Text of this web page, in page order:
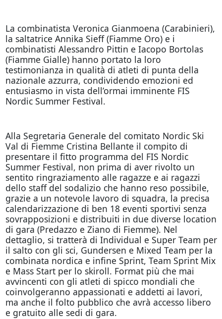
La combinatista Veronica Gianmoena (Carabinieri),
la saltatrice Annika Sieff (Fiamme Oro) e i
combinatisti Alessandro Pittin e Iacopo Bortolas
(Fiamme Gialle) hanno portato la loro
testimonianza in qualità di atleti di punta della
nazionale azzurra, condividendo emozioni ed
entusiasmo in vista dell’ormai imminente FIS
Nordic Summer Festival.
Alla Segretaria Generale del comitato Nordic Ski
Val di Fiemme Cristina Bellante il compito di
presentare il fitto programma del FIS Nordic
Summer Festival, non prima di aver rivolto un
sentito ringraziamento alle ragazze e ai ragazzi
dello staff del sodalizio che hanno reso possibile,
grazie a un notevole lavoro di squadra, la precisa
calendarizzazione di ben 18 eventi sportivi senza
sovrapposizioni e distribuiti in due diverse location
di gara (Predazzo e Ziano di Fiemme). Nel
dettaglio, si tratterà di Individual e Super Team per
il salto con gli sci, Gundersen e Mixed Team per la
combinata nordica e infine Sprint, Team Sprint Mix
e Mass Start per lo skiroll. Format più che mai
avvincenti con gli atleti di spicco mondiali che
coinvolgeranno appassionati e addetti ai lavori,
ma anche il folto pubblico che avrà accesso libero
e gratuito alle sedi di gara.